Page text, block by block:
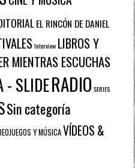
EL RINCÓN DE DANIEL
Interview LIBROS Y
MIENTRAS ESCUCHAS
- SLIDERADIO SERIES
Sin categoría
Y MÚSICAVÍDEOS &